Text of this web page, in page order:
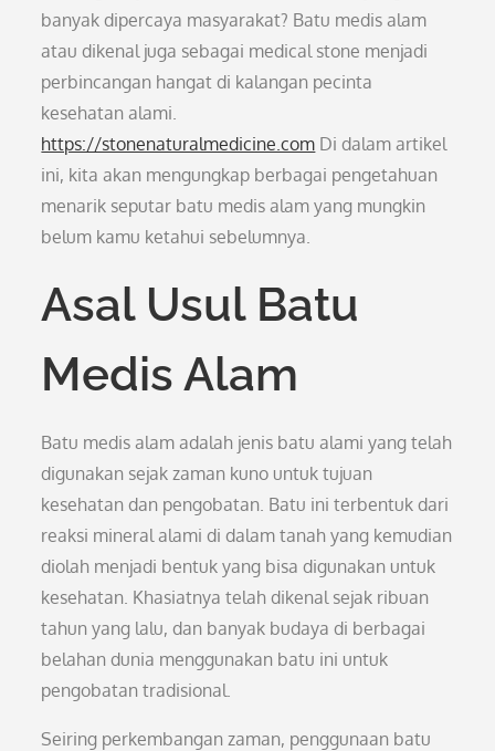
banyak dipercaya masyarakat? Batu medis alam
atau dikenal juga sebagai medical stone menjadi
perbincangan hangat di kalangan pecinta
kesehatan alami.
https://stonenaturalmedicine.com Di dalam artikel
ini, kita akan mengungkap berbagai pengetahuan
menarik seputar batu medis alam yang mungkin
belum kamu ketahui sebelumnya.
Asal Usul Batu
Medis Alam
Batu medis alam adalah jenis batu alami yang telah
digunakan sejak zaman kuno untuk tujuan
kesehatan dan pengobatan. Batu ini terbentuk dari
reaksi mineral alami di dalam tanah yang kemudian
diolah menjadi bentuk yang bisa digunakan untuk
kesehatan. Khasiatnya telah dikenal sejak ribuan
tahun yang lalu, dan banyak budaya di berbagai
belahan dunia menggunakan batu ini untuk
pengobatan tradisional.
Seiring perkembangan zaman, penggunaan batu